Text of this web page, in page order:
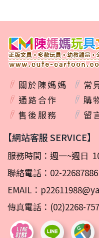
關於陳媽媽 常
通路合作
購
售後服務
留
【網站客服 SERVICE】
服務時間：週一~週日
聯絡電話： 02-22687886
EMAIL：
傳真電話：(02)2268-